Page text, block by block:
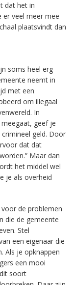
dat het in
er veel meer mee
plaatsvindt dan
soms heel erg
neemt in
met een
om illegaal
In
geef je
geld. Door
dat dat
Maar dan
het middel wel
je als overheid
de problemen
die de gemeente
Stel
een eigenaar die
Als je opknappen
een mooi
soort